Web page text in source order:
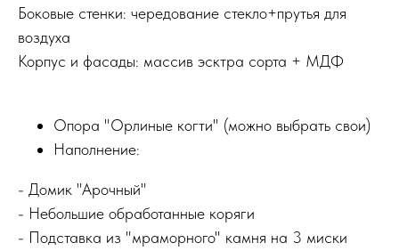
Боковые стенки: чередование стекло+прутья для
воздуха
Корпус и фасады: массив эсктра сорта + МДФ
Опора "Орлиные когти" (можно выбрать свои)
Наполнение:
- Домик "Арочный"
- Небольшие обработанные коряги
- Подставка из "мраморного" камня на 3 миски